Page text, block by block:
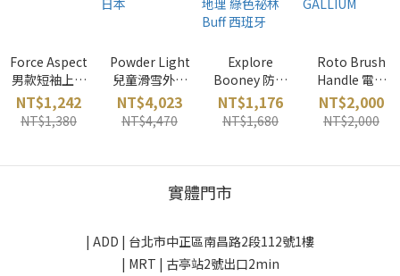
Force Aspect
男款短袖上衣
(暴風藍) Rab
英國
NT$1,242
NT$1,380
Powder Light
兒童滑雪外套
(藍) mont-
bell 日本
NT$4,023
NT$4,470
Explore
Booney 防曬
可收納圓盤帽
國家地理 綠色
祕林 Buff 西班
NT$1,176
NT$1,680
Roto Brush
Handle 電動
刷專用握把 日
本 GALLIUM
NT$2,000
NT$2,000
實體門市
| ADD | 台北市中正區南昌路2段112號1樓
| MRT | 古亭站2號出口2min